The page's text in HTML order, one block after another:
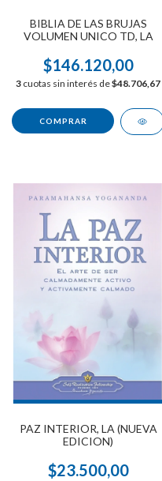
BIBLIA DE LAS BRUJAS
VOLUMEN UNICO TD, LA
$146.120,00
3 cuotas sin interés de$48.706,67
PAZ INTERIOR, LA (NUEVA
EDICION)
$23.500,00